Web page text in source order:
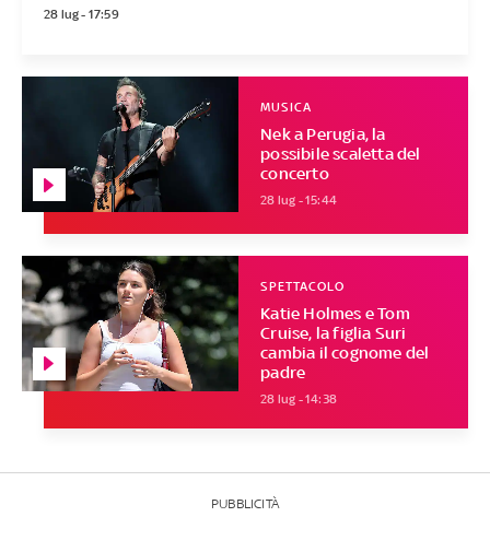
28 lug - 17:59
Nek a Perugia, la
possibile scaletta del
concerto
MUSICA
28 lug - 15:44
Katie Holmes e Tom
Cruise, la figlia Suri
cambia il cognome del
padre
SPETTACOLO
28 lug - 14:38
PUBBLICITÀ